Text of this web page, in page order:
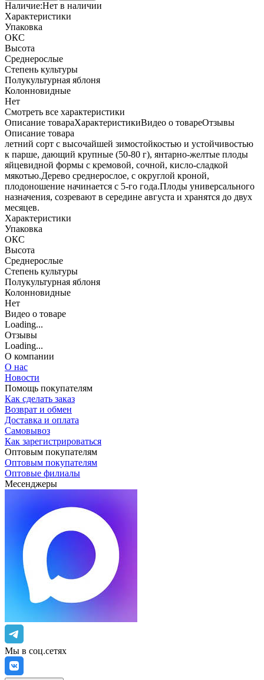
Наличие:Нет в наличии
Характеристики
Упаковка
ОКС
Высота
Среднерослые
Степень культуры
Полукультурная яблоня
Колонновидные
Нет
Cмотреть все характеристики
Описание товараХарактеристикиВидео о товареОтзывы
Описание товара
летний сорт с высочайшей зимостойкостью и устойчивостью
к парше, дающий крупные (50-80 г), янтарно-желтые плоды
яйцевидной формы с кремовой, сочной, кисло-сладкой
мякотью.Дерево среднерослое, с округлой кроной,
плодоношение начинается с 5-го года.Плоды универсального
назначения, созревают в середине августа и хранятся до двух
месяцев.
Характеристики
Упаковка
ОКС
Высота
Среднерослые
Степень культуры
Полукультурная яблоня
Колонновидные
Нет
Видео о товаре
Loading...
Отзывы
Loading...
О компании
О нас
Новости
Помощь покупателям
Как сделать заказ
Возврат и обмен
Доставка и оплата
Самовывоз
Как зарегистрироваться
Оптовым покупателям
Оптовым покупателям
Оптовые филиалы
Месенджеры
Мы в соц.сетях